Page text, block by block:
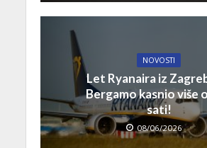
NOVOSTI
Let Ryanaira iz
Bergamo kasnio više
sati!
08/06/2026